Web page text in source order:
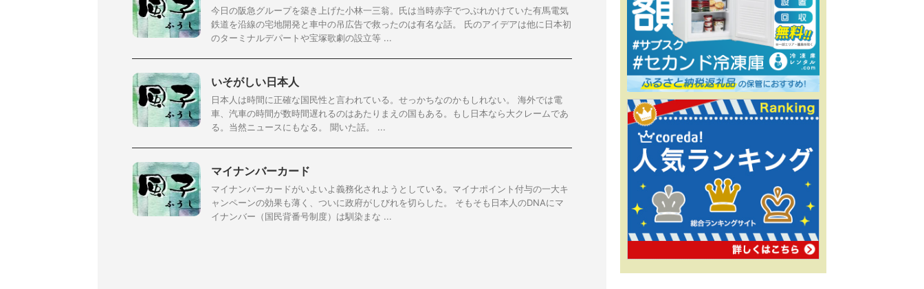
今日の阪急グループを築き上げた小林一三翁。氏は当時赤字でつぶれかけていた有馬電気
鉄道を沿線の宅地開発と車中の吊広告で救ったのは有名な話。 氏のアイデアは他に日本初
のターミナルデパートや宝塚歌劇の設立等 ...
いそがしい日本人
日本人は時間に正確な国民性と言われている。せっかちなのかもしれない。 海外では電
車、汽車の時間が数時間遅れるのはあたりまえの国もある。もし日本なら大クレームであ
る。当然ニュースにもなる。 聞いた話。 ...
マイナンバーカード
マイナンバーカードがいよいよ義務化されようとしている。マイナポイント付与の一大キ
ャンペーンの効果も薄く、ついに政府がしびれを切らした。 そもそも日本人のDNAにマ
イナンバー（国民背番号制度）は馴染まな ...